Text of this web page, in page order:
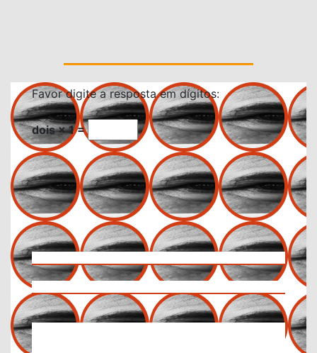
Favor digite a resposta em dígitos:
dois × 1 =